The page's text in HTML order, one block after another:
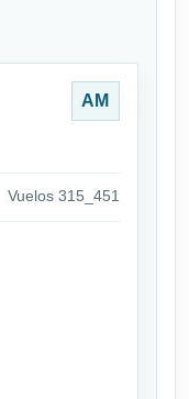
AM
Vuelos 315_451